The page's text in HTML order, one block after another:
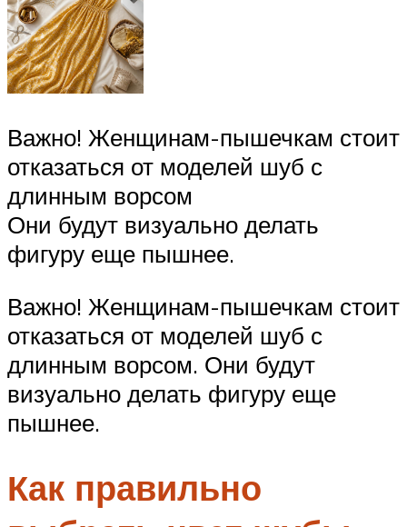
Важно! Женщинам-пышечкам стоит
отказаться от моделей шуб с
длинным ворсом
Они будут визуально делать
фигуру еще пышнее.
Важно! Женщинам-пышечкам стоит
отказаться от моделей шуб с
длинным ворсом. Они будут
визуально делать фигуру еще
пышнее.
Как правильно